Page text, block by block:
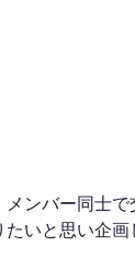
ンバー同士
いと思い企画